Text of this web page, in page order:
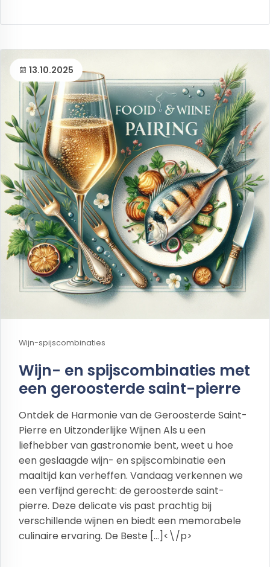
13.10.2025
Wijn-spijscombinaties
Wijn- en spijscombinaties met
een geroosterde saint-pierre
Ontdek de Harmonie van de Geroosterde Saint-
Pierre en Uitzonderlijke Wijnen Als u een
liefhebber van gastronomie bent, weet u hoe
een geslaagde wijn- en spijscombinatie een
maaltijd kan verheffen. Vandaag verkennen we
een verfijnd gerecht: de geroosterde saint-
pierre. Deze delicate vis past prachtig bij
verschillende wijnen en biedt een memorabele
culinaire ervaring. De Beste […]<\/p>